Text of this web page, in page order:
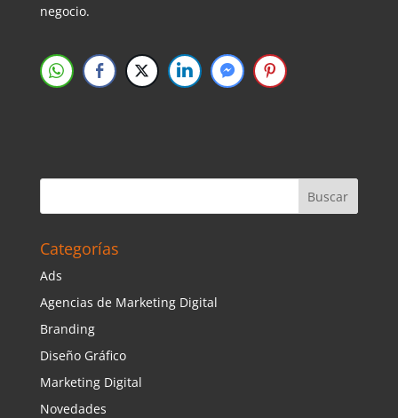
negocio.
Categorías
Ads
Agencias de Marketing Digital
Branding
Diseño Gráfico
Marketing Digital
Novedades